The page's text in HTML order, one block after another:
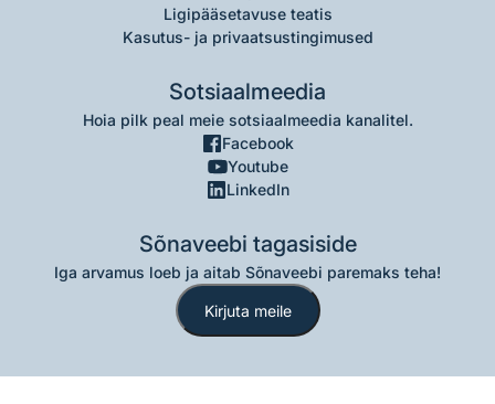
Ligipääsetavuse teatis
Kasutus- ja privaatsustingimused
Sotsiaalmeedia
Hoia pilk peal meie sotsiaalmeedia kanalitel.
Facebook
Youtube
LinkedIn
Sõnaveebi tagasiside
Iga arvamus loeb ja aitab Sõnaveebi paremaks teha!
Kirjuta meile